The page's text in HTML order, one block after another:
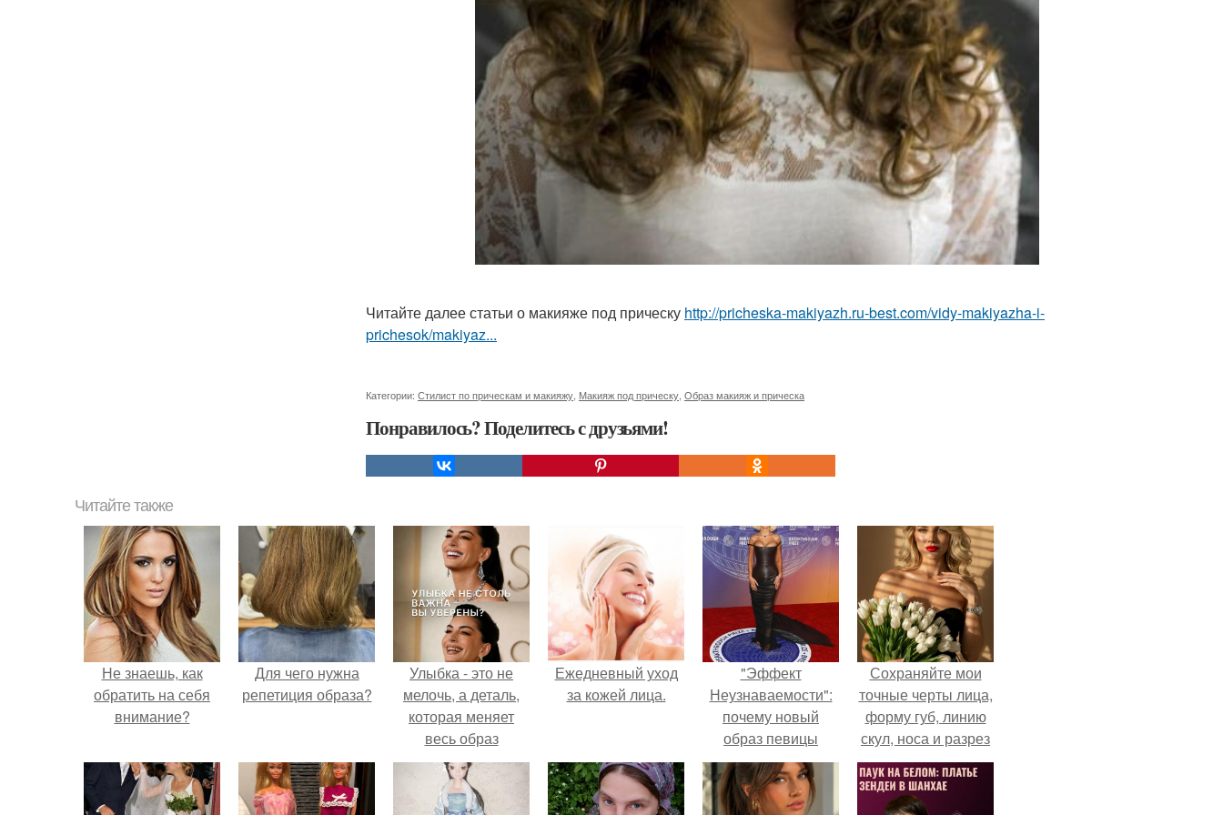
Читайте далее статьи о макияже под прическу http://pricheska-makiyazh.ru-best.com/vidy-makiyazha-i-
prichesok/makiyaz...
Категории: Стилист по прическам и макияжу Макияж под прическу Образ макияж и прическа
Понравилось? Поделитесь с друзьями!
Читайте также
Не знаешь, как
обратить на себя
внимание?
Для чего нужна
репетиция образа?
Улыбка - это не
мелочь, а деталь,
которая меняет
весь образ
человека.
Ежедневный уход
за кожей лица.
"Эффект
Неузнаваемости":
почему новый
образ певицы
вызвал споры о
гранях
возможного?
Сохраняйте мои
точные черты лица,
форму губ, линию
скул, носа и разрез
глаз.